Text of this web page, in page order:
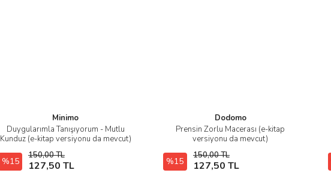
Minimo
Duygularımla Tanışıyorum - Mutlu
Kunduz (e-kitap versiyonu da mevcut)
%15
150,00 TL
127,50 TL
İncele
E-Kitap SATIN AL
Dodomo
Prensin Zorlu Macerası (e-kitap
versiyonu da mevcut)
%15
150,00 TL
127,50 TL
İncele
E-Kitap SATIN AL